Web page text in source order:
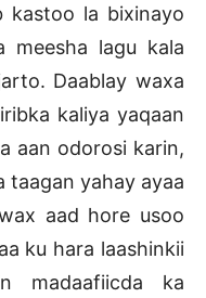
kastoo la bixinayo
meesha lagu kala
Daablay waxa
kaliya yaqaan
aan odorosi karin,
taagan yahay ayaa
aad hore usoo
ku hara laashinkii
madaafiicda ka